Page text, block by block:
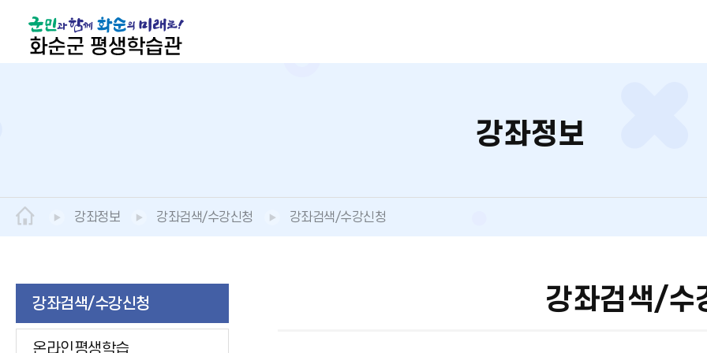
강좌정보
강좌정보 강좌검색/수강신청 강좌검색/수강신청
강좌검색/수강신청
온라인평생학습
강좌검색/수